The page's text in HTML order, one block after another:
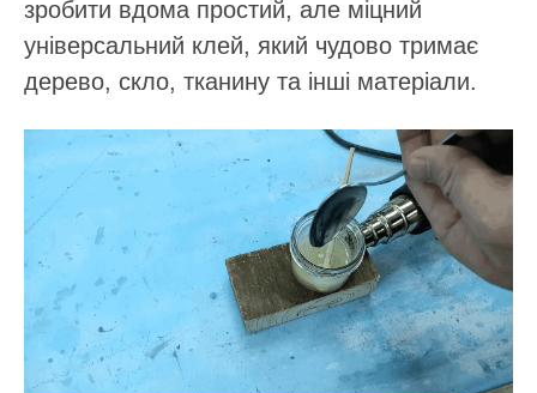
зробити вдома простий, але міцний
універсальний клей, який чудово тримає
дерево, скло, тканину та інші матеріали.